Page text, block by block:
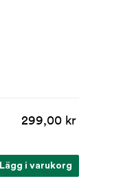
299,00 kr
Lägg i varukorg